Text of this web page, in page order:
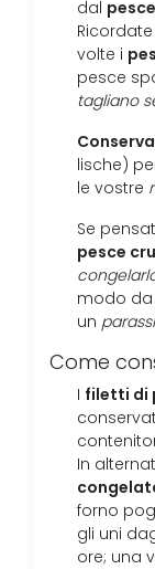
dal
volte i
pesce
tagliano
lische)
le vostre
Se
pesce
modo da
un
Come
I filetti di
In
forno
gli uni
ore; una